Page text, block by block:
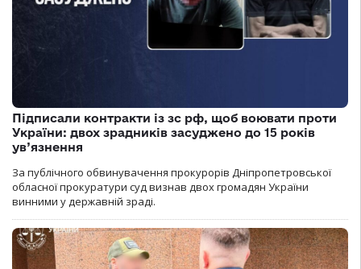
Підписали контракти із зс рф, щоб воювати проти
України: двох зрадників засуджено до 15 років
ув’язнення
За публічного обвинувачення прокурорів Дніпропетровської
обласної прокуратури суд визнав двох громадян України
винними у державній зраді.